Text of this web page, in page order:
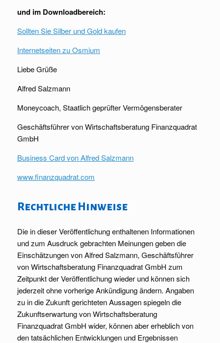
und im Downloadbereich:
Sollten Sie Silber und Gold kaufen
Internetseiten zu Osmium
Liebe Grüße
Alfred Salzmann
Moneycoach, Staatlich geprüfter Vermögensberater
Geschäftsführer von Wirtschaftsberatung Finanzquadrat
GmbH
Business Card von Alfred Salzmann
www.finanzquadrat.com
Rechtliche Hinweise
Die in dieser Veröffentlichung enthaltenen Informationen
und zum Ausdruck gebrachten Meinungen geben die
Einschätzungen von Alfred Salzmann, Geschäftsführer
von Wirtschaftsberatung Finanzquadrat GmbH zum
Zeitpunkt der Veröffentlichung wieder und können sich
jederzeit ohne vorherige Ankündigung ändern. Angaben
zu in die Zukunft gerichteten Aussagen spiegeln die
Zukunftserwartung von Wirtschaftsberatung
Finanzquadrat GmbH wider, können aber erheblich von
den tatsächlichen Entwicklungen und Ergebnissen